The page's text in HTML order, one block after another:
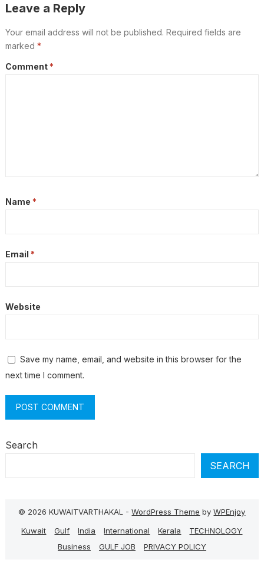
Leave a Reply
Your email address will not be published. Required fields are
marked *
Comment *
Name *
Email *
Website
Save my name, email, and website in this browser for the
next time I comment.
Search
SEARCH
© 2026 KUWAITVARTHAKAL -WordPress Theme byWPEnjoy
Kuwait
Gulf India International Kerala
TECHNOLOGY
Business
GULF JOB PRIVACY POLICY